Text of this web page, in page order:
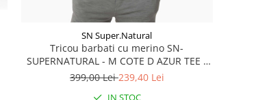
SN Super.Natural
Tricou barbati cu merino SN-
SUPERNATURAL - M COTE D AZUR TEE -
Blueberry/White Stone
399,00 Lei239,40 Lei
IN STOC